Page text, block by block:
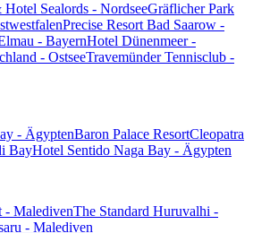
Sealords - NordseeGräflicher Park
Precise Resort Bad Saarow -
- BayernHotel Dünenmeer -
- OstseeTravemünder Tennisclub -
- ÄgyptenBaron Palace ResortCleopatra
BayHotel Sentido Naga Bay - Ägypten
- MaledivenThe Standard Huruvalhi -
- Malediven